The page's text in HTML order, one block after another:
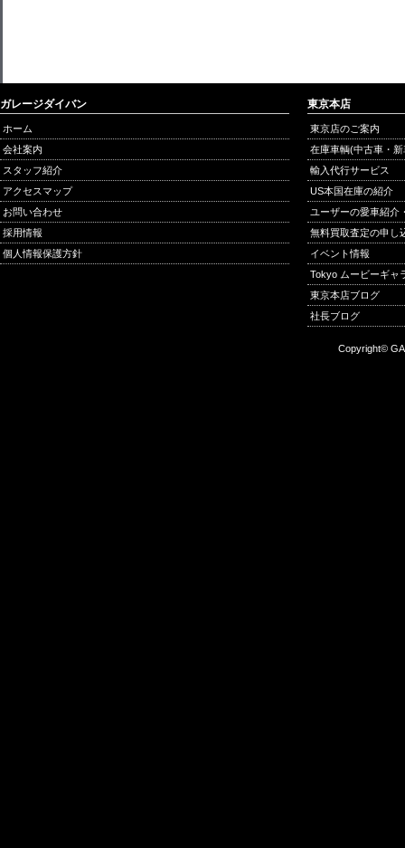
ガレージダイバン
ホーム
会社案内
スタッフ紹介
アクセスマップ
お問い合わせ
採用情報
個人情報保護方針
東京本店
東京店のご案内
在庫車輌(中古車・
輸入代行サービス
US本国在庫の紹介
ユーザーの愛車紹介
無料買取査定の申し
イベント情報
Tokyo ムービーギャ
東京本店ブログ
社長ブログ
Copyright©